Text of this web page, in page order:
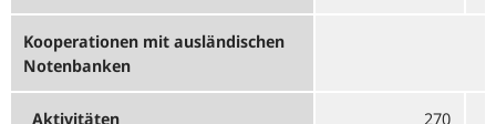
Kooperationen mit ausländischen
Notenbanken
Aktivitäten 270